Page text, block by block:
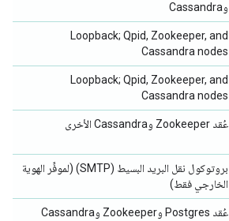
وCassandra
Loopback; Qpid, Zookeeper, and
Cassandra nodes
Loopback; Qpid, Zookeeper, and
Cassandra nodes
عُقد Zookeeper وCassandra الأخرى
بروتوكول نقل البريد البسيط (SMTP) (لموفِّر الهوية
الخارجي فقط)
عُقد Postgres وZookeeper وCassandra